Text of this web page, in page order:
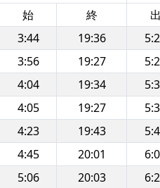
始 終 出
3:44 19:36
3:56 19:27
4:04 19:34
4:05 19:27
4:23 19:43
4:45 20:01
5:06 20:03